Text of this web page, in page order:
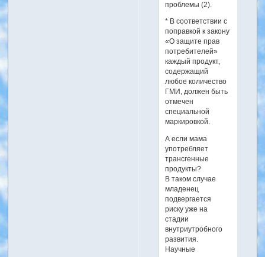
проблемы (2).
* В соответствии с
поправкой к закону
«О защите прав
потребителей»
каждый продукт,
содержащий
любое количество
ГМИ, должен быть
отмечен
специальной
маркировкой.
А если мама
употребляет
трансгенные
продукты?
В таком случае
младенец
подвергается
риску уже на
стадии
внутриутробного
развития.
Научные